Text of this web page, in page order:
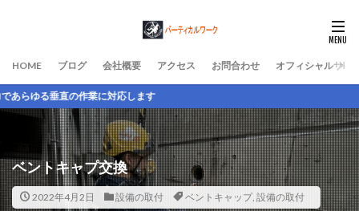
HOME ブログ 会社概要 アクセス お問合わせ オフィシャルサイ
に対応します
ベントキャプ交換
2022年4月2日 設備の取付 ベントキャップ, 設備の取付